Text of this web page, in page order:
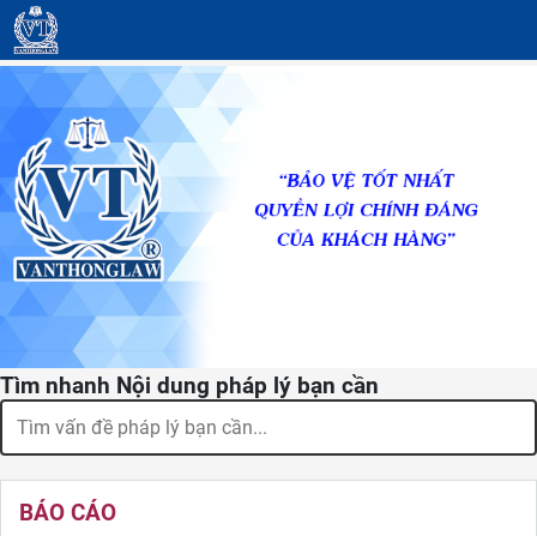
Tìm nhanh Nội dung pháp lý bạn cần
BÁO CÁO